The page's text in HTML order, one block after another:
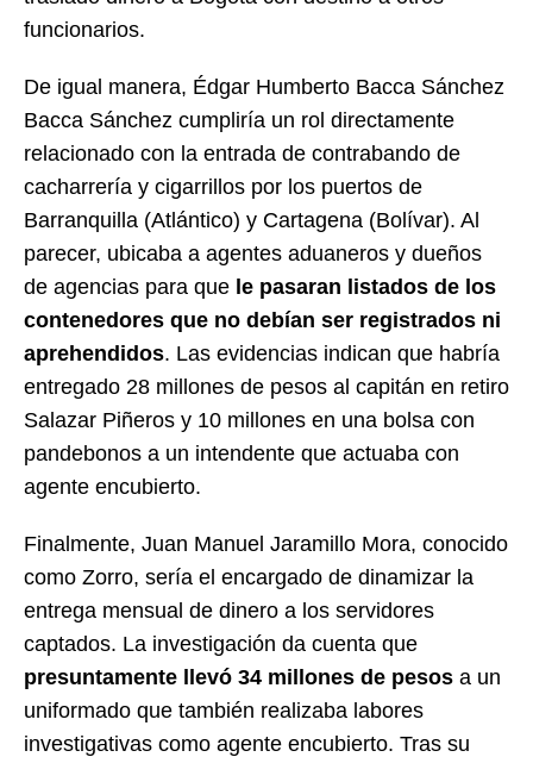
funcionarios.
De igual manera, Édgar Humberto Bacca Sánchez
Bacca Sánchez cumpliría un rol directamente
relacionado con la entrada de contrabando de
cacharrería y cigarrillos por los puertos de
Barranquilla (Atlántico) y Cartagena (Bolívar). Al
parecer, ubicaba a agentes aduaneros y dueños
de agencias para que le pasaran listados de los
contenedores que no debían ser registrados ni
aprehendidos. Las evidencias indican que habría
entregado 28 millones de pesos al capitán en retiro
Salazar Piñeros y 10 millones en una bolsa con
pandebonos a un intendente que actuaba con
agente encubierto.
Finalmente, Juan Manuel Jaramillo Mora, conocido
como Zorro, sería el encargado de dinamizar la
entrega mensual de dinero a los servidores
captados. La investigación da cuenta que
presuntamente llevó 34 millones de pesos a un
uniformado que también realizaba labores
investigativas como agente encubierto. Tras su